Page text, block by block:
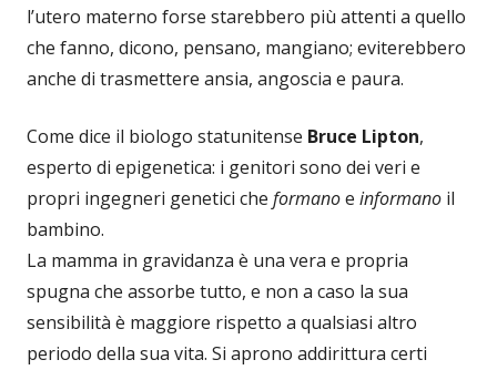
l’utero materno forse starebbero più attenti a quello
che fanno, dicono, pensano, mangiano; eviterebbero
anche di trasmettere ansia, angoscia e paura.
Come dice il biologo statunitense Bruce Lipton,
esperto di epigenetica: i genitori sono dei veri e
propri ingegneri genetici che formanoe informano il
bambino.
La mamma in gravidanza è una vera e propria
spugna che assorbe tutto, e non a caso la sua
sensibilità è maggiore rispetto a qualsiasi altro
periodo della sua vita. Si aprono addirittura certi